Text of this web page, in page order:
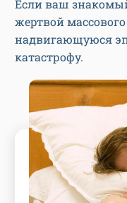
Если ваш
жертвой
надвигающуюся
катастрофу.